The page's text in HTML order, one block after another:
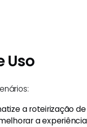
Uso
a roteirização
a